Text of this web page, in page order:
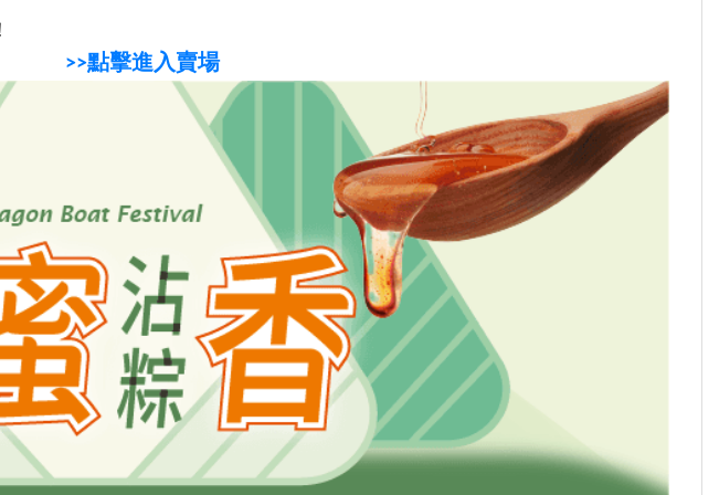
>>點擊進入賣場